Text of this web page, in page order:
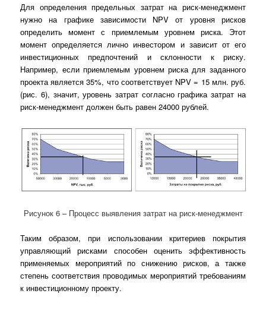
Для определения предельных затрат на риск-менеджмент
нужно на графике зависимости NPV от уровня рисков
определить момент с приемлемым уровнем риска. Этот
момент определяется лично инвестором и зависит от его
инвестиционных предпочтений и склонности к риску.
Например, если приемлемым уровнем риска для заданного
проекта является 35%, что соответствует NPV = 15 млн. руб.
(рис. 6), значит, уровень затрат согласно графика затрат на
риск-менеджмент должен быть равен 24000 рублей.
Рисунок 6 – Процесс выявления затрат на риск-менеджмент
Таким образом, при использовании критериев покрытия
управляющий рисками способен оценить эффективность
применяемых мероприятий по снижению рисков, а также
степень соответствия проводимых мероприятий требованиям
к инвестиционному проекту.